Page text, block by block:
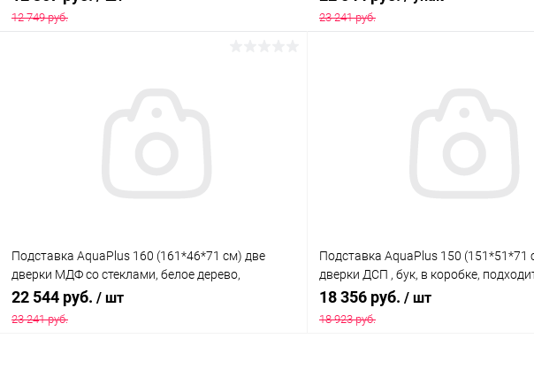
12 749 руб. 23 241 руб.
Подставка AquaPlus 160 (161*46*71 см) две
дверки МДФ со стеклами, белое дерево,
собранная, подходит для модели аквариума LUX
22 544 руб. / шт
23 241 руб.
Подставка AquaPlus 150 (151*51*71
дверки ДСП , бук, в коробке,
модели аквариума LUX П450
18 356 руб. / шт
18 923 руб.